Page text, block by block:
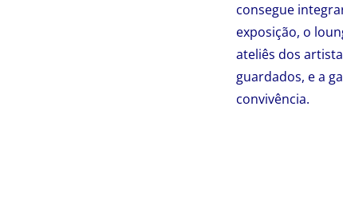
consegue
exposição, o
ateliês dos
guardados, e a
convivência.